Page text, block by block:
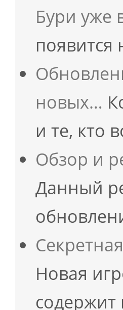
Бури уже
новых…
и те, кто
Обзор и
Данный
Новая